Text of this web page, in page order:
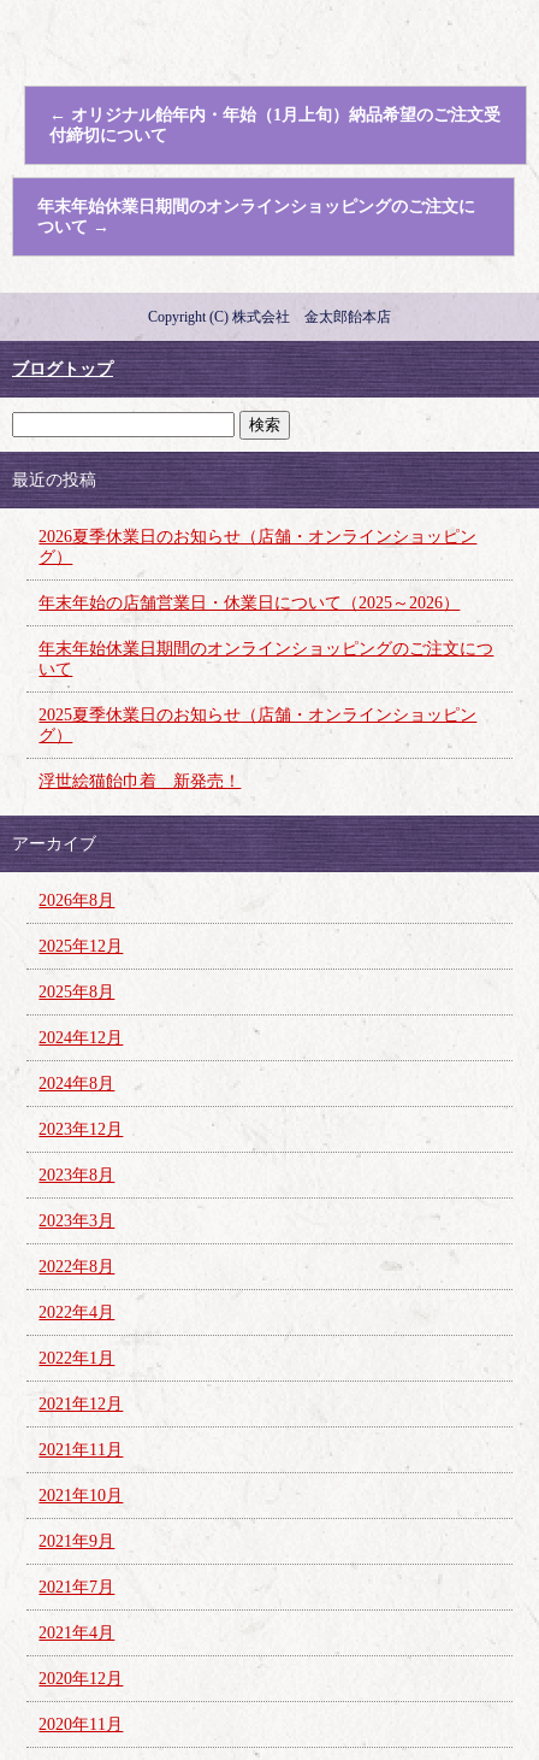
← オリジナル飴年内・年始（1月上旬）納品希望のご注文受
付締切について
年末年始休業日期間のオンラインショッピングのご注文に
ついて →
Copyright (C) 株式会社 金太郎飴本店
ブログトップ
最近の投稿
2026夏季休業日のお知らせ（店舗・オンラインショッピン
グ）
年末年始の店舗営業日・休業日について（2025～2026）
年末年始休業日期間のオンラインショッピングのご注文につ
いて
2025夏季休業日のお知らせ（店舗・オンラインショッピン
グ）
浮世絵猫飴巾着 新発売！
アーカイブ
2026年8月
2025年12月
2025年8月
2024年12月
2024年8月
2023年12月
2023年8月
2023年3月
2022年8月
2022年4月
2022年1月
2021年12月
2021年11月
2021年10月
2021年9月
2021年7月
2021年4月
2020年12月
2020年11月